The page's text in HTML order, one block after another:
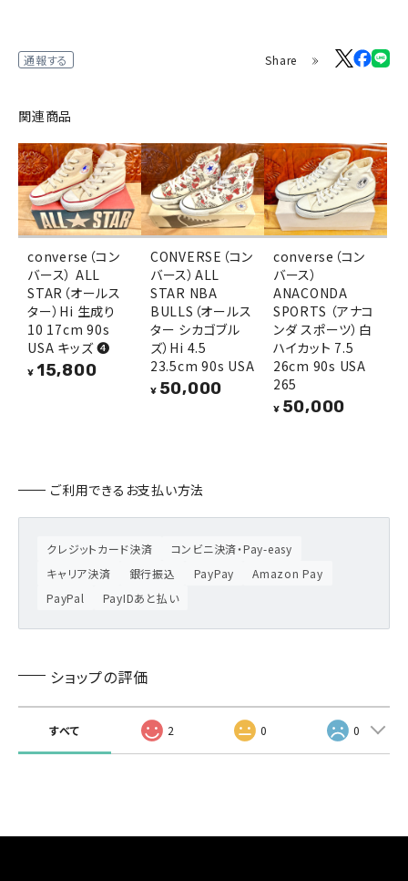
通報する Share
関連商品
converse（コン
バース） ALL
STAR（オールス
ター）Hi 生成り
10 17cm 90s
USA キッズ ❹
¥ 15,800
CONVERSE（コン
バース）ALL
STAR NBA
BULLS（オールス
ター シカゴブル
ズ）Hi 4.5
23.5cm 90s USA
¥ 50,000
converse（コン
バース）
ANACONDA
SPORTS （アナコ
ンダ スポーツ）白
ハイカット 7.5
26cm 90s USA
265
¥ 50,000
ご利用できるお支払い方法
クレジットカード決済
コンビニ決済・Pay-easy
キャリア決済
銀行振込 PayPay
Amazon Pay
PayPal
PayIDあと払い
ショップの評価
すべて 2 0 0